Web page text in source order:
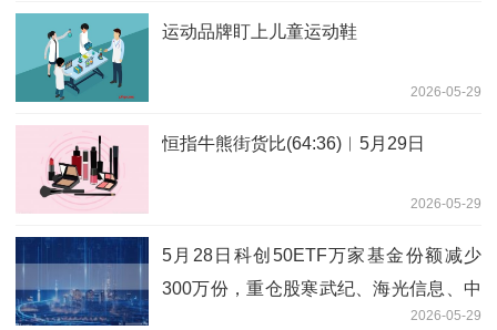
运动品牌盯上儿童运动鞋
2026-05-29
恒指牛熊街货比(64:36)︱5月29日
2026-05-29
5月28日科创50ETF万家基金份额减少
300万份，重仓股寒武纪、海光信息、中
2026-05-29